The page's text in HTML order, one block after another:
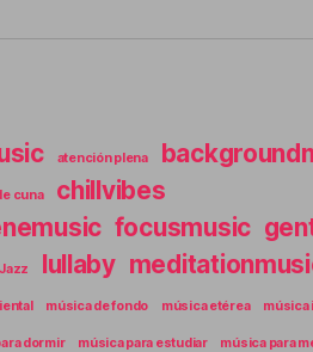
atención plena
cuna
chillvibes
focusmusic
Jazz lullaby
música de fondo música etérea música
dormir música para estudiar música para